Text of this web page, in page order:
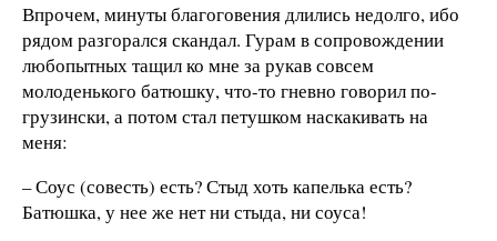
Впрочем, минуты благоговения длились недолго, ибо
рядом разгорался скандал. Гурам в сопровождении
любопытных тащил ко мне за рукав совсем
молоденького батюшку, что-то гневно говорил по-
грузински, а потом стал петушком наскакивать на
меня:
– Соус (совесть) есть? Стыд хоть капелька есть?
Батюшка, у нее же нет ни стыда, ни соуса!